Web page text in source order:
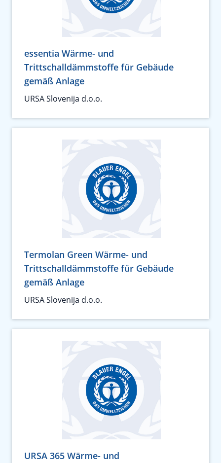
essentia Wärme- und
Trittschalldämmstoffe für Gebäude
gemäß Anlage
URSA Slovenija d.o.o.
Termolan Green Wärme- und
Trittschalldämmstoffe für Gebäude
gemäß Anlage
URSA Slovenija d.o.o.
URSA 365 Wärme- und